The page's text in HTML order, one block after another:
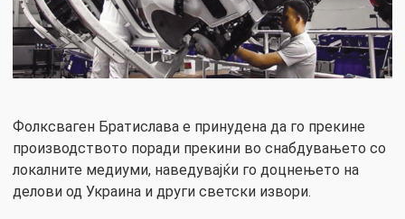
Фолксваген Братислава е принудена да го прекине
производството поради прекини во снабдувањето со
локалните медиуми, наведувајќи го доцнењето на
делови од Украина и други светски извори.